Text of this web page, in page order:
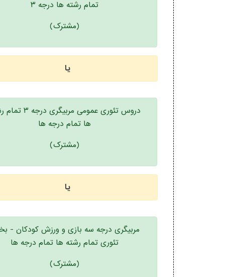
تمام رشته ها درجه ۳
(مشترک)
یا
دروس تئوری عمومی
ها تمام درجه ها
(مشترک)
یا
مربیگری درجه سه بازی و ورزش کودکان -
تئوری تمام رشته ها تمام درجه ها
(مشترک)